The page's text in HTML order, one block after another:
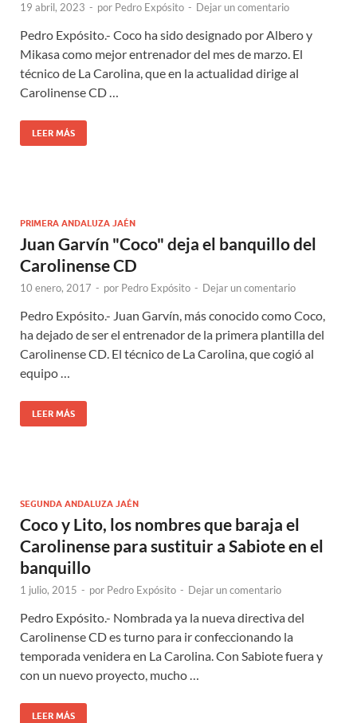
19 abril, 2023 - por Pedro Expósito - Dejar un comentario
Pedro Expósito.- Coco ha sido designado por Albero y
Mikasa como mejor entrenador del mes de marzo. El
técnico de La Carolina, que en la actualidad dirige al
Carolinense CD …
LEER MÁS
PRIMERA ANDALUZA JAÉN
Juan Garvín "Coco" deja el banquillo del
Carolinense CD
10 enero, 2017 - por Pedro Expósito - Dejar un comentario
Pedro Expósito.- Juan Garvín, más conocido como Coco,
ha dejado de ser el entrenador de la primera plantilla del
Carolinense CD. El técnico de La Carolina, que cogió al
equipo …
LEER MÁS
SEGUNDA ANDALUZA JAÉN
Coco y Lito, los nombres que baraja el
Carolinense para sustituir a Sabiote en el
banquillo
1 julio, 2015 - por Pedro Expósito - Dejar un comentario
Pedro Expósito.- Nombrada ya la nueva directiva del
Carolinense CD es turno para ir confeccionando la
temporada venidera en La Carolina. Con Sabiote fuera y
con un nuevo proyecto, mucho …
LEER MÁS